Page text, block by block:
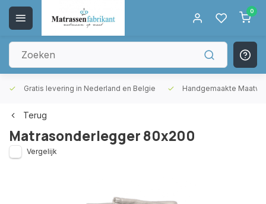
0
Gratis levering in Nederland en Belgie Handgemaakte
Terug
Matrasonderlegger 80x200
Vergelijk